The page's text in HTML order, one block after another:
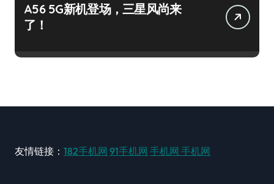
A56 5G新机登场，三星风尚来
了！
友情链接： 182手机网 91手机网 手机网 手机网